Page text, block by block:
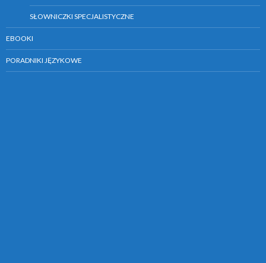
SŁOWNICZKI SPECJALISTYCZNE
EBOOKI
PORADNIKI JĘZYKOWE